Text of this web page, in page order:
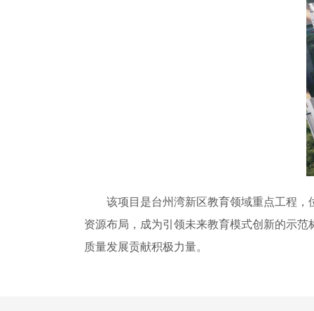
该项目是台州湾新区教育领域重点工程
资源布局，成为引领未来教育模式创新的示
质量发展贡献积极力量。